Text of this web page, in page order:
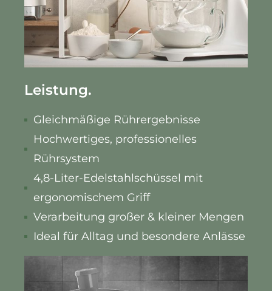
Leistung.
Gleichmäßige Rührergebnisse
Hochwertiges, professionelles
Rührsystem
4,8-Liter-Edelstahlschüssel mit
ergonomischem Griff
Verarbeitung großer & kleiner Mengen
Ideal für Alltag und besondere Anlässe